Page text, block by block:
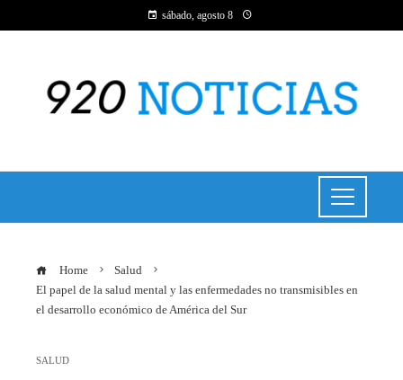
sábado, agosto 8
Home
Salud
El papel de la salud mental y las enfermedades no transmisibles en
el desarrollo económico de América del Sur
SALUD